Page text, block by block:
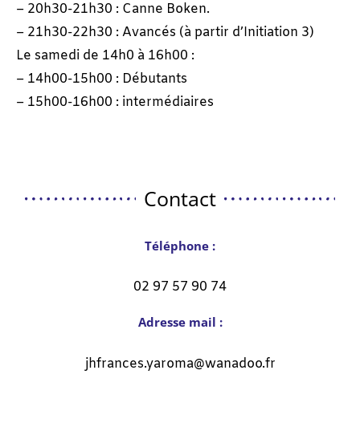
– 20h30-21h30 : Canne Boken.
– 21h30-22h30 : Avancés (à partir d’Initiation 3)
Le samedi de 14h0 à 16h00 :
– 14h00-15h00 : Débutants
– 15h00-16h00 : intermédiaires
Contact
Téléphone :
02 97 57 90 74
Adresse mail :
jhfrances.yaroma@wanadoo.fr